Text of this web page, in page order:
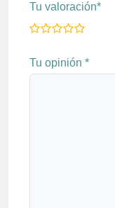
Tu valoración*
Tu opinión *